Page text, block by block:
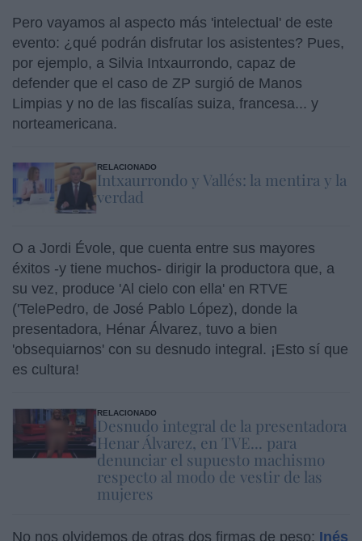
Pero vayamos al aspecto más 'intelectual' de este
evento: ¿qué podrán disfrutar los asistentes? Pues,
por ejemplo, a Silvia Intxaurrondo, capaz de
defender que el caso de ZP surgió de Manos
Limpias y no de las fiscalías suiza, francesa... y
norteamericana.
RELACIONADO
Intxaurrondo y Vallés: la mentira y la
verdad
O a Jordi Évole, que cuenta entre sus mayores
éxitos -y tiene muchos- dirigir la productora que, a
su vez, produce 'Al cielo con ella' en RTVE
('TelePedro, de José Pablo López), donde la
presentadora, Hénar Álvarez, tuvo a bien
'obsequiarnos' con su desnudo integral. ¡Esto sí que
es cultura!
RELACIONADO
Desnudo integral de la presentadora
Henar Álvarez, en TVE... para
denunciar el supuesto machismo
respecto al modo de vestir de las
mujeres
No nos olvidemos de otras dos firmas de peso: Inés